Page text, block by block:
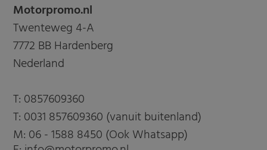
Motorpromo.nl
Twenteweg 4-A
7772 BB Hardenberg
Nederland
T: 0857609360
T: 0031 857609360 (vanuit buitenland)
M: 06 - 1588 8450 (Ook Whatsapp)